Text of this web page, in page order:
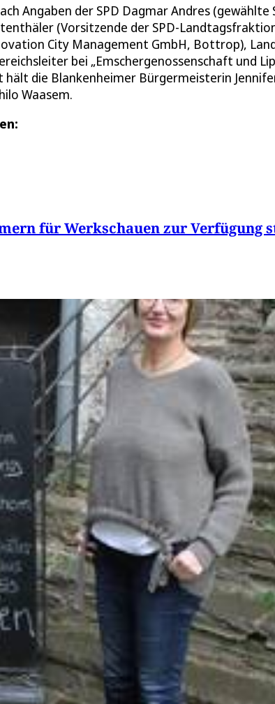
Angaben der SPD Dagmar Andres
(Vorsitzende der SPD-
City Management GmbH, Bottrop),
bei „Emschergenossenschaft und
hält die Blankenheimer Bürgermeisterin
Waasem.
für Werkschauen zur Verfügung